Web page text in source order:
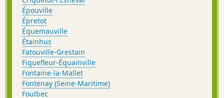
Épouville
Épretot
Équemauville
Étainhus
Fatouville-Grestain
Fiquefleur-Équainville
Fontaine-la-Mallet
Fontenay (Seine-Maritime)
Foulbec